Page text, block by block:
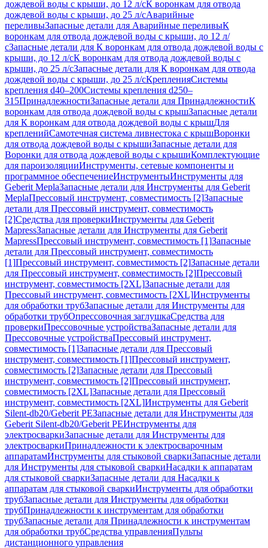
дождевой воды с крыши, до 12 л/сК воронкам для отвода
дождевой воды с крыши, до 25 л/сАварийные
переливыЗапасные детали для Аварийные переливыК
воронкам для отвода дождевой воды с крыши, до 12 л/
сЗапасные детали для К воронкам для отвода дождевой воды с
крыши, до 12 л/сК воронкам для отвода дождевой воды с
крыши, до 25 л/сЗапасные детали для К воронкам для отвода
дождевой воды с крыши, до 25 л/сКрепленияСистемы
крепления d40–200Системы крепления d250–
315ПринадлежностиЗапасные детали для ПринадлежностиК
воронкам для отвода дождевой воды с крышЗапасные детали
для К воронкам для отвода дождевой воды с крышДля
крепленийСамотечная система ливнестока с крышВоронки
для отвода дождевой воды с крышиЗапасные детали для
Воронки для отвода дождевой воды с крышиКомплектующие
для пароизоляцииИнструменты, сетевые компоненты и
программное обеспечениеИнструментыИнструменты для
Geberit MeplaЗапасные детали для Инструменты для Geberit
MeplaПрессовый инструмент, совместимость [2]Запасные
детали для Прессовый инструмент, совместимость
[2]Средства для проверкиИнструменты для Geberit
MapressЗапасные детали для Инструменты для Geberit
MapressПрессовый инструмент, совместимость [1]Запасные
детали для Прессовый инструмент, совместимость
[1]Прессовый инструмент, совместимость [2]Запасные детали
для Прессовый инструмент, совместимость [2]Прессовый
инструмент, совместимость [2XL]Запасные детали для
Прессовый инструмент, совместимость [2XL]Инструменты
для обработки трубЗапасные детали для Инструменты для
обработки трубОпрессовочная заглушкаСредства для
проверкиПрессовочные устройстваЗапасные детали для
Прессовочные устройстваПрессовый инструмент,
совместимость [1]Запасные детали для Прессовый
инструмент, совместимость [1]Прессовый инструмент,
совместимость [2]Запасные детали для Прессовый
инструмент, совместимость [2]Прессовый инструмент,
совместимость [2XL]Запасные детали для Прессовый
инструмент, совместимость [2XL]Инструменты для Geberit
Silent-db20/Geberit PEЗапасные детали для Инструменты для
Geberit Silent-db20/Geberit PEИнструменты для
электросваркиЗапасные детали для Инструменты для
электросваркиПринадлежности к электросварочным
аппаратамИнструменты для стыковой сваркиЗапасные детали
для Инструменты для стыковой сваркиНасадки к аппаратам
для стыковой сваркиЗапасные детали для Насадки к
аппаратам для стыковой сваркиИнструменты для обработки
трубЗапасные детали для Инструменты для обработки
трубПринадлежности к инструментам для обработки
трубЗапасные детали для Принадлежности к инструментам
для обработки трубСредства управленияПульты
дистанционного управления